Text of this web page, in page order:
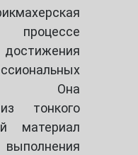
процессе
Она
тонкого
материал